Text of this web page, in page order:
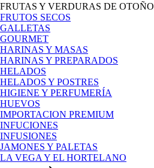
FRUTAS Y VERDURAS DE OTOÑO
FRUTOS SECOS
GALLETAS
GOURMET
HARINAS Y MASAS
HARINAS Y PREPARADOS
HELADOS
HELADOS Y POSTRES
HIGIENE Y PERFUMERÍA
HUEVOS
IMPORTACION PREMIUM
INFUCIONES
INFUSIONES
JAMONES Y PALETAS
LA VEGA Y EL HORTELANO